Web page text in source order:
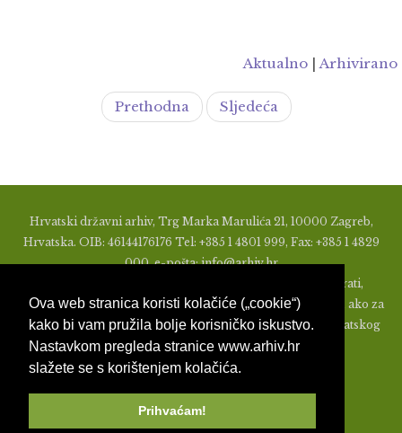
Ova web stranica koristi kolačiće („cookie“)
kako bi vam pružila bolje korisničko iskustvo.
Nastavkom pregleda stranice www.arhiv.hr
slažete se s korištenjem kolačića.
Prihvaćam!
Aktualno |Arhivirano
Prethodna Sljedeća
Hrvatski državni arhiv, Trg Marka Marulića 21, 10000 Zagreb,
Hrvatska. OIB: 46144176176 Tel: +385 1 4801 999, Fax: +385 1 4829
000, e-pošta: info@arhiv.hr
Zabranjeno je u bilo kojem obliku objavljivati, distribuirati,
mijenjati ili na ikoji način koristiti materijale s ovih stranica, ako za
to nije prethodno izdato pismeno odobrenje od strane Hrvatskog
državnog arhiva.